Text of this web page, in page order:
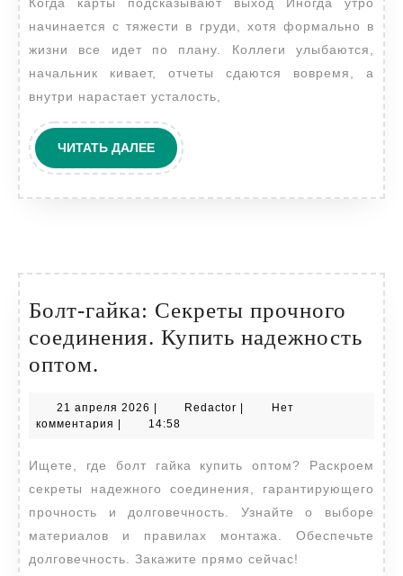
расклад
помогает
не
начинается с тяжести в груди, хотя формально в
жизни все идет по плану. Коллеги улыбаются,
начальник кивает, отчеты сдаются вовремя, а
внутри нарастает усталость,
ЧИТАТЬ ДАЛЕЕЧИТАТЬ
ДАЛЕЕ
Болт-гайка: Секреты прочного
соединения. Купить надежность
оптом.
Секреты
соединения.
Купить
надежность
оптом.
21 апреля 2026 21
апреля
| Redactor Redactor
|
Нет
комментария | 14:58
Ищете, где болт гайка купить оптом? Раскроем
секреты надежного соединения, гарантирующего
прочность и долговечность. Узнайте о выборе
материалов и правилах монтажа. Обеспечьте
долговечность. Закажите прямо сейчас!